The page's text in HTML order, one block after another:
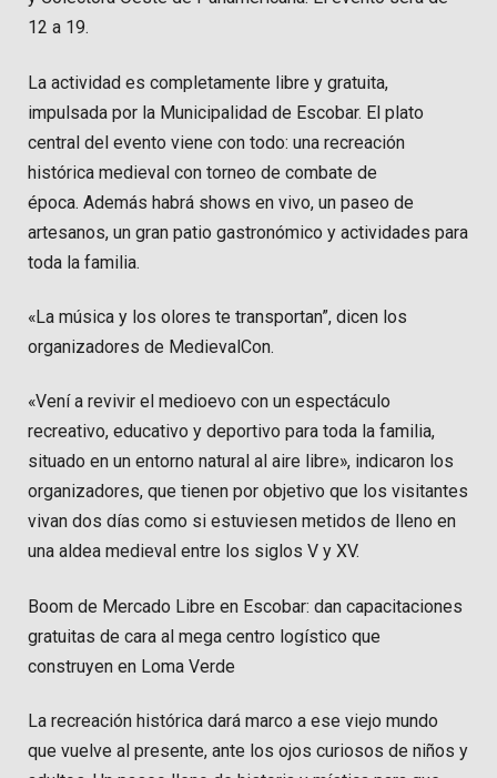
12 a 19.
La actividad es completamente libre y gratuita,
impulsada por la Municipalidad de Escobar. El plato
central del evento viene con todo: una recreación
histórica medieval con torneo de combate de
época. Además habrá shows en vivo, un paseo de
artesanos, un gran patio gastronómico y actividades para
toda la familia.
«La música y los olores te transportan”, dicen los
organizadores de MedievalCon.
«Vení a revivir el medioevo con un espectáculo
recreativo, educativo y deportivo para toda la familia,
situado en un entorno natural al aire libre», indicaron los
organizadores, que tienen por objetivo que los visitantes
vivan dos días como si estuviesen metidos de lleno en
una aldea medieval entre los siglos V y XV.
Boom de Mercado Libre en Escobar: dan capacitaciones
gratuitas de cara al mega centro logístico que
construyen en Loma Verde
La recreación histórica dará marco a ese viejo mundo
que vuelve al presente, ante los ojos curiosos de niños y